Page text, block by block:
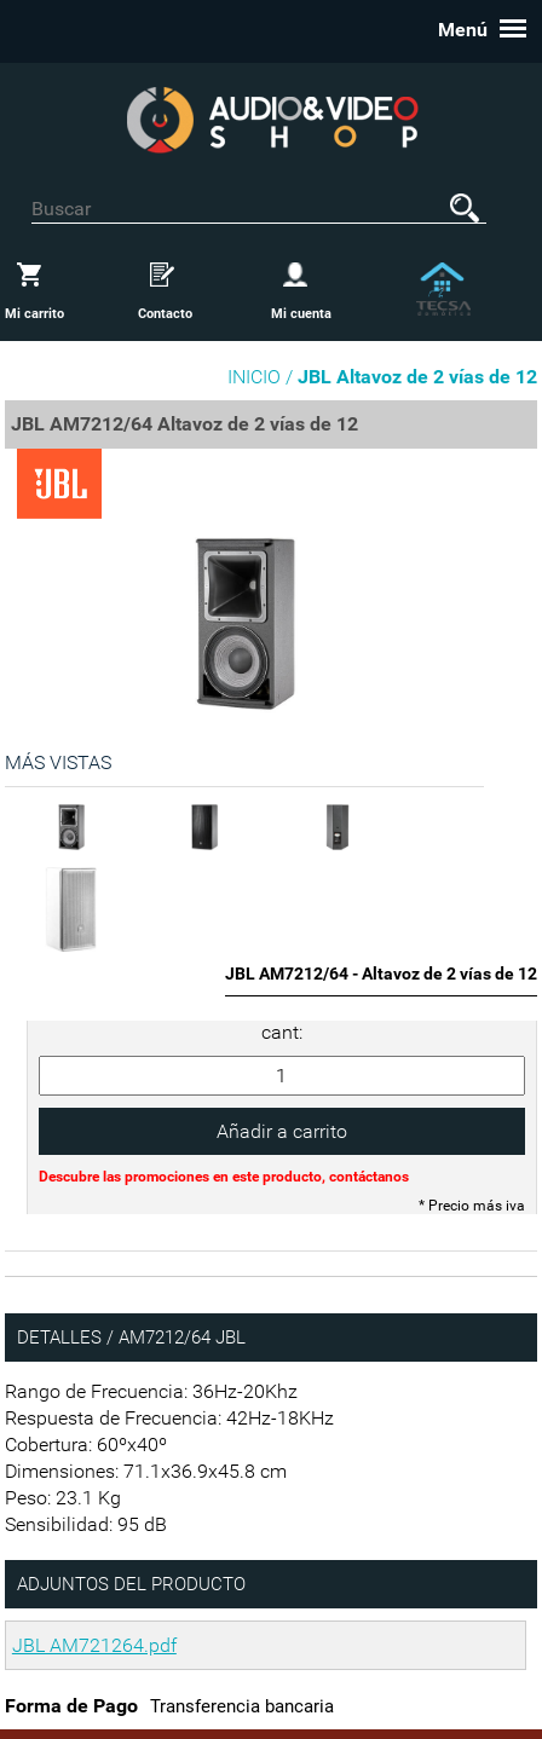
Menú
Mi carrito Contacto Mi cuenta
INICIO / JBL Altavoz de 2 vías de 12
JBL AM7212/64 Altavoz de 2 vías de 12
MÁS VISTAS
JBL AM7212/64 - Altavoz de 2 vías de 12
cant:
Descubre las promociones en este producto, contáctanos
* Precio más iva
DETALLES / AM7212/64 JBL
Rango de Frecuencia: 36Hz-20Khz
Respuesta de Frecuencia: 42Hz-18KHz
Cobertura: 60ºx40º
Dimensiones: 71.1x36.9x45.8 cm
Peso: 23.1 Kg
Sensibilidad: 95 dB
ADJUNTOS DEL PRODUCTO
JBL AM721264.pdf
Forma de Pago Transferencia bancaria